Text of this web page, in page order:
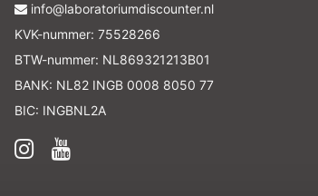
info@laboratoriumdiscounter.nl
KVK-nummer: 75528266
BTW-nummer: NL869321213B01
BANK: NL82 INGB 0008 8050 77
BIC: INGBNL2A